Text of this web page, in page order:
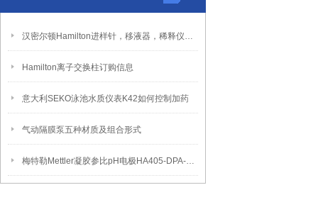
汉密尔顿Hamilton进样针，移液器，稀释仪特点及选型
Hamilton离子交换柱订购信息
意大利SEKO泳池水质仪表K42如何控制加药
气动隔膜泵五种材质及组合形式
梅特勒Mettler凝胶参比pH电极HA405-DPA-SC 说明